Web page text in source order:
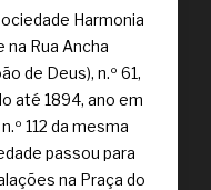
Harmonia
Rua Ancha
de Deus), n.º 61,
até 1894, ano em
112 da mesma
passou para
na Praça do